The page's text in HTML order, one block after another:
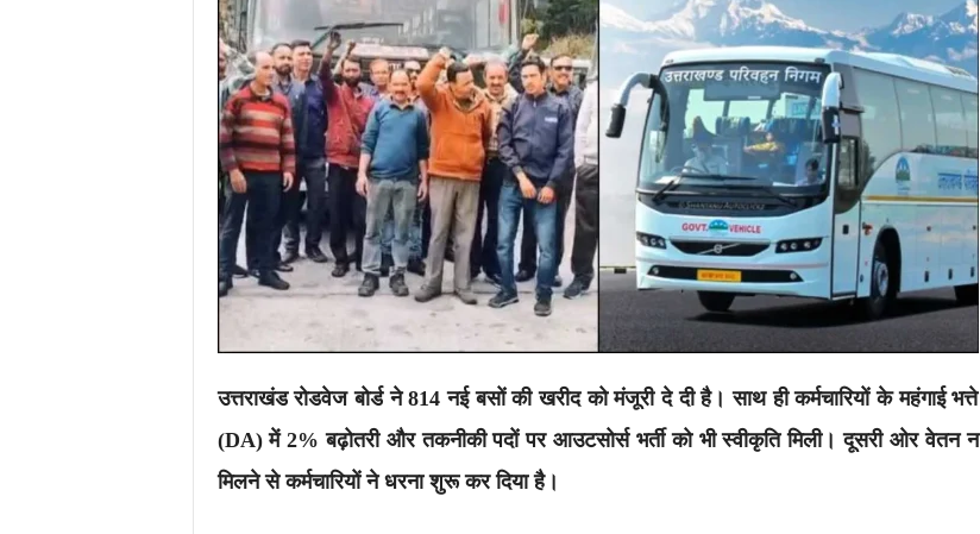
उत्तराखंड रोडवेज बोर्ड ने 814 नई बसों की खरीद को मंजूरी दे दी है। साथ ही कर्मचारियों के महंगाई भत्ते
(DA) में 2% बढ़ोतरी और तकनीकी पदों पर आउटसोर्स भर्ती को भी स्वीकृति मिली। दूसरी ओर वेतन न
मिलने से कर्मचारियों ने धरना शुरू कर दिया है।